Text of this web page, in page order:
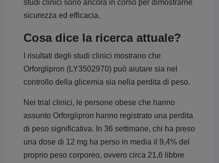
studi clinici sono ancora in corso per dimostrarne
sicurezza ed efficacia.
Cosa dice la ricerca attuale?
I risultati degli studi clinici mostrano che
Orforglipron (LY3502970) può aiutare sia nel
controllo della glicemia sia nella perdita di peso.
Nei trial clinici, le persone obese che hanno
assunto Orforglipron hanno registrato una perdita
di peso significativa. In 36 settimane, chi ha preso
una dose di 12 mg ha perso in media il 9,4% del
proprio peso corporeo, ovvero circa 21,6 libbre